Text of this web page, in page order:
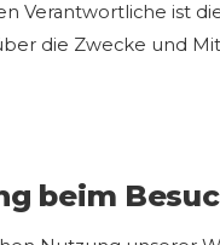
Verantwortliche ist
die Zwecke und
beim